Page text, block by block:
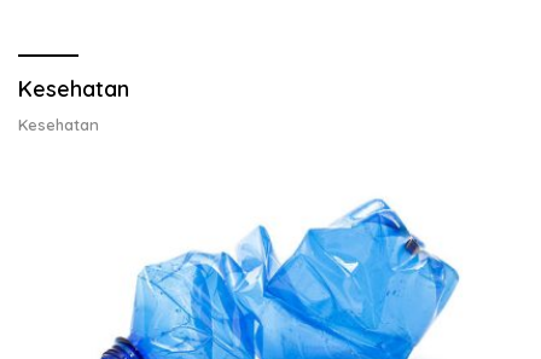
Kesehatan
Kesehatan